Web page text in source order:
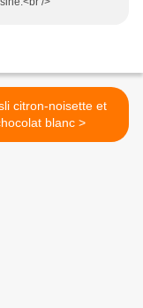
citron-noisette et
chocolat blanc >